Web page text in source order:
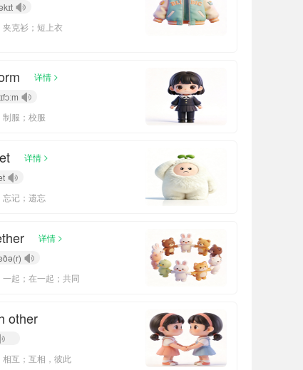
夹克衫；短上衣
详情 >
制服；校服
详情 >
忘记；遗忘
详情 >
一起；在一起；共同
other
相互；互相，彼此